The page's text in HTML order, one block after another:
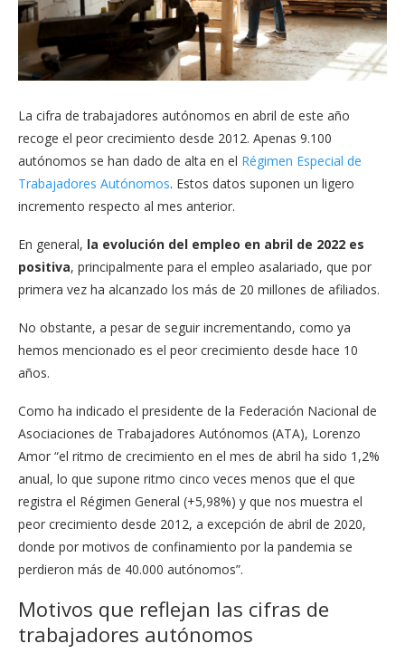
La cifra de trabajadores autónomos en abril de este año
recoge el peor crecimiento desde 2012. Apenas 9.100
autónomos se han dado de alta en el Régimen Especial de
Trabajadores Autónomos. Estos datos suponen un ligero
incremento respecto al mes anterior.
En general, la evolución del empleo en abril de 2022 es
positiva, principalmente para el empleo asalariado, que por
primera vez ha alcanzado los más de 20 millones de afiliados.
No obstante, a pesar de seguir incrementando, como ya
hemos mencionado es el peor crecimiento desde hace 10
años.
Como ha indicado el presidente de la Federación Nacional de
Asociaciones de Trabajadores Autónomos (ATA), Lorenzo
Amor “el ritmo de crecimiento en el mes de abril ha sido 1,2%
anual, lo que supone ritmo cinco veces menos que el que
registra el Régimen General (+5,98%) y que nos muestra el
peor crecimiento desde 2012, a excepción de abril de 2020,
donde por motivos de confinamiento por la pandemia se
perdieron más de 40.000 autónomos”.
Motivos que reflejan las cifras de
trabajadores autónomos